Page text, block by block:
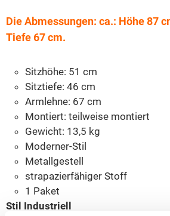
Die Abmessungen: ca.: Höhe 87
Tiefe 67 cm.
Sitzhöhe: 51 cm
Sitztiefe: 46 cm
Armlehne: 67 cm
Montiert: teilweise montiert
Gewicht: 13,5 kg
Moderner-Stil
Metallgestell
strapazierfähiger Stoff
1 Paket
Stil Industriell